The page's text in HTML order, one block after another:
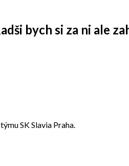
bych si za ni ale
SK Slavia Praha.